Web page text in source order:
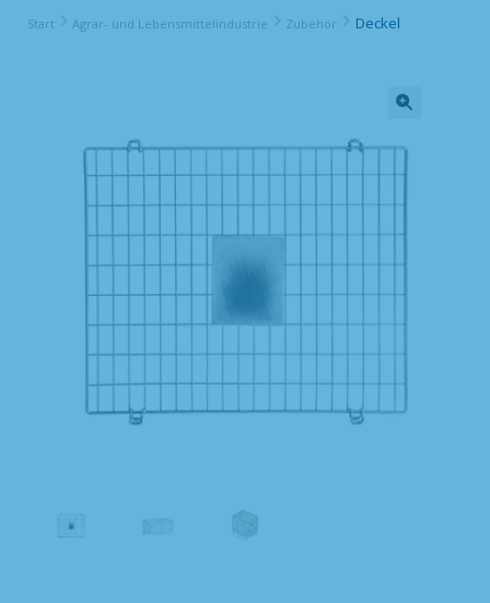
Start Agrar- und Lebensmittelindustrie Zubehör Deckel